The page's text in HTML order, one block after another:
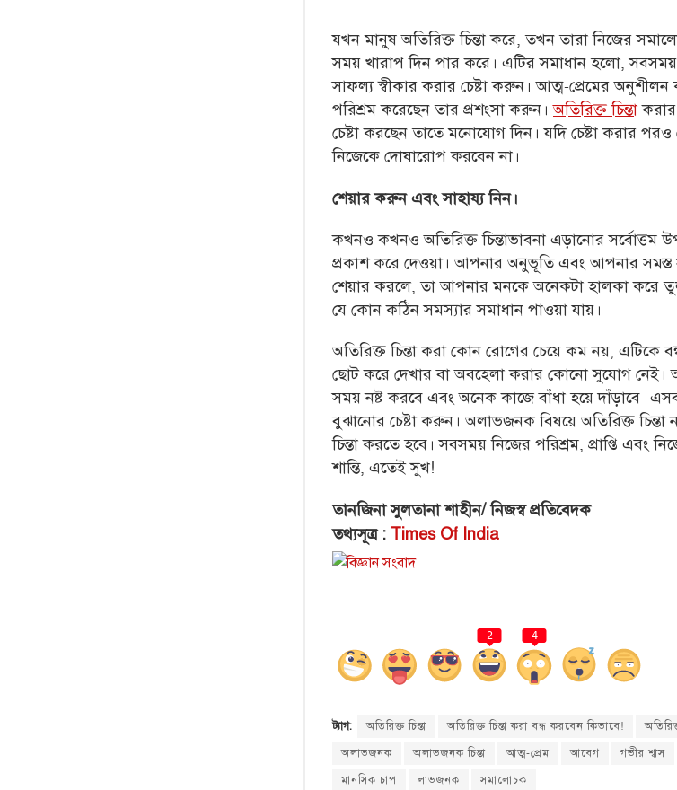
যখন মানুষ অতিরিক্ত চিন্তা করে, তখন তারা নিজের
সময় খারাপ দিন পার করে। এটির সমাধান হলো,
সাফল্য স্বীকার করার চেষ্টা করুন। আত্ম-প্রেমের
পরিশ্রম করেছেন তার প্রশংসা করুন।অতিরিক্ত চিন্তা
চেষ্টা করছেন তাতে মনোযোগ দিন। যদি চেষ্টা করার
নিজেকে দোষারোপ করবেন না।
শেয়ার করুন এবং সাহায্য নিন।
কখনও কখনও অতিরিক্ত চিন্তাভাবনা এড়ানোর
প্রকাশ করে দেওয়া। আপনার অনুভূতি এবং আপনার সমস্ত
শেয়ার করলে, তা আপনার মনকে অনেকটা হালকা করে
যে কোন কঠিনসমস্যার সমাধান পাওয়া যায়।
অতিরিক্ত চিন্তা করা কোন রোগের চেয়ে কম নয়, এটিকে
ছোটকরে দেখার বা অবহেলা করার কোনো সুযোগ নেই।
সময় নষ্ট করবে এবং অনেক কাজে বাঁধা হয়ে দাঁড়াবে-
বুঝানোর চেষ্টা করুন। অলাভজনক বিষয়ে অতিরিক্ত
চিন্তা করতে হবে। সবসময় নিজের পরিশ্রম, প্রাপ্তি এবং
শান্তি, এতেই সুখ!
তানজিনা সুলতানা শাহীন/ নিজস্ব প্রতিবেদক
তথ্যসূত্র : Times Of India
2 4
ট্যাগ: অতিরিক্ত চিন্তা অতিরিক্ত চিন্তা করা বন্ধ করবেন কিভাবে!
অলাভজনক
অলাভজনক চিন্তা আত্ম-প্রেম আবেগ গভীর শ্বাস
মানসিক চাপ
লাভজনক সমালোচক